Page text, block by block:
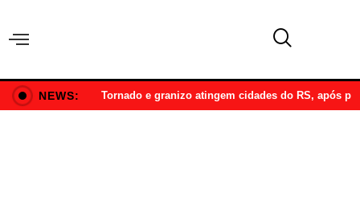
NEWS: Tornado e granizo atingem cidades do RS, após